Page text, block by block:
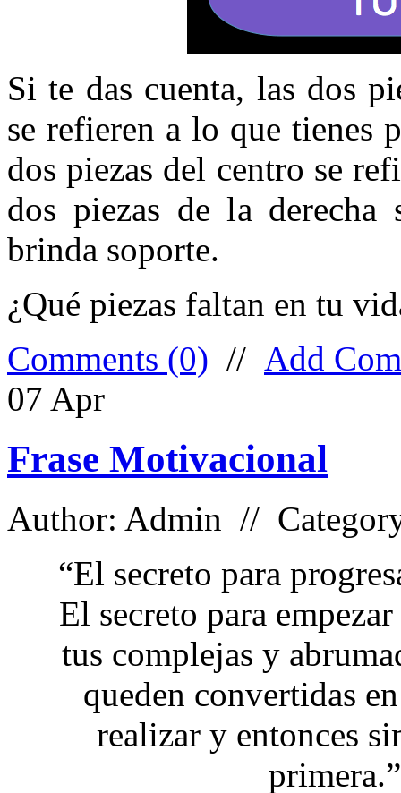
Si te das cuenta, las dos
se refieren a lo que tienes
dos piezas del centro se
dos piezas de la
brinda soporte.
¿Qué piezas faltan en tu
Comments (0) // Add
07 Apr
Frase Motivacional
Author: Admin //
“El secreto para
El secreto para
tus complejas y
queden convertidas
realizar y entonces